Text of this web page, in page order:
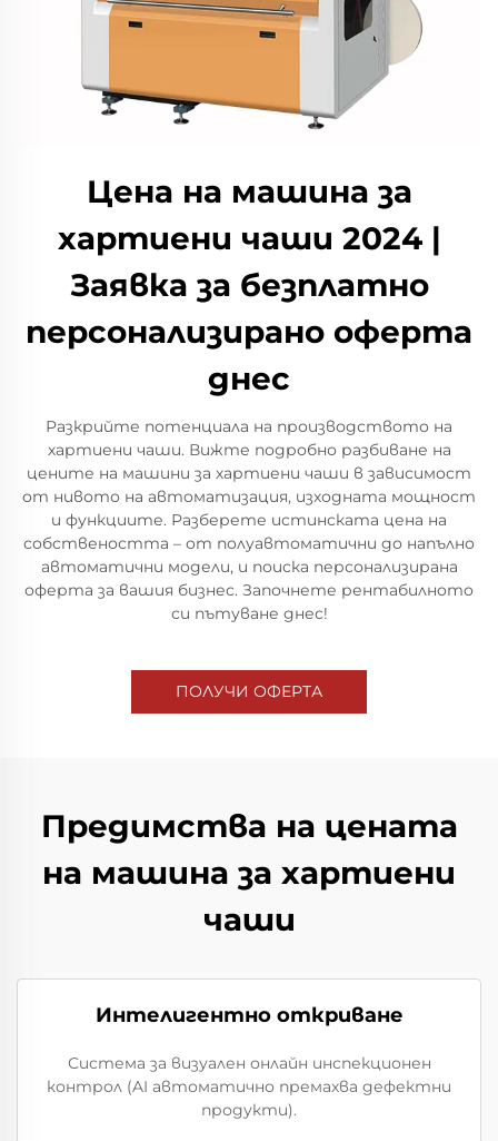
Цена на машина за
хартиени чаши 2024 |
Заявка за безплатно
персонализирано оферта
днес
Разкрийте потенциала на производството на
хартиени чаши. Вижте подробно разбиване на
цените на машини за хартиени чаши в зависимост
от нивото на автоматизация, изходната мощност
и функциите. Разберете истинската цена на
собствеността – от полуавтоматични до напълно
автоматични модели, и поиска персонализирана
оферта за вашия бизнес. Започнете рентабилното
си пътуване днес!
ПОЛУЧИ ОФЕРТА
Предимства на цената
на машина за хартиени
чаши
Интелигентно откриване
Система за визуален онлайн инспекционен
контрол (AI автоматично премахва дефектни
продукти).